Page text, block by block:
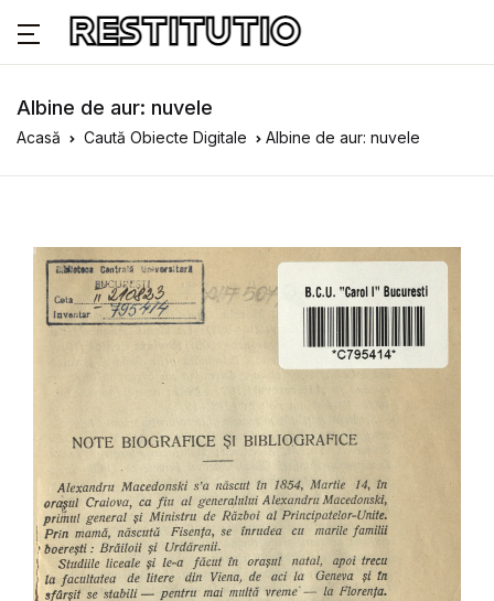
Albine de aur: nuvele
Acasă Caută Obiecte Digitale Albine de aur: nuvele